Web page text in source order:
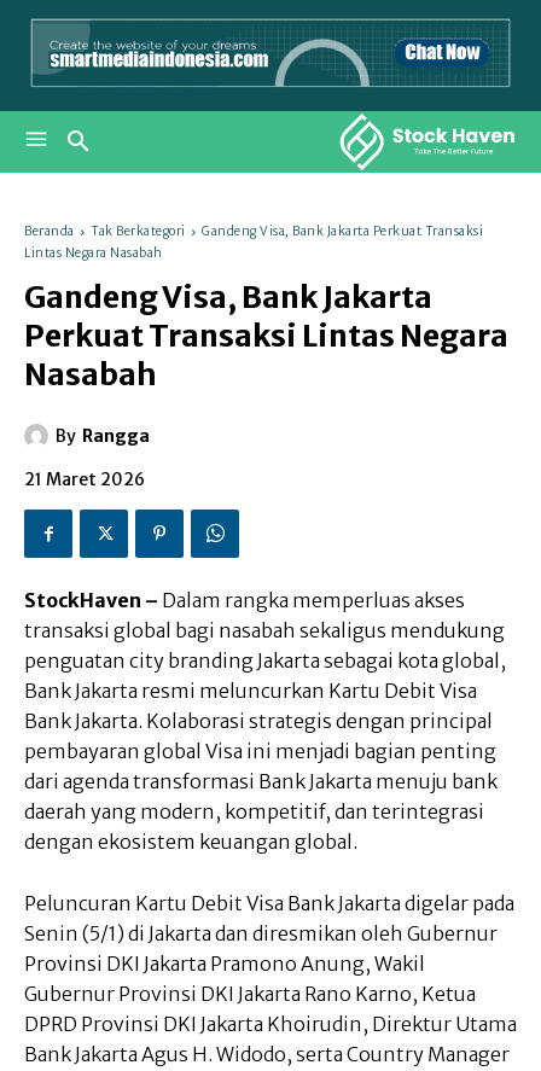
Beranda Tak Berkategori
Gandeng Visa, Bank Jakarta Perkuat Transaksi
Lintas Negara Nasabah
Gandeng Visa, Bank Jakarta
Perkuat Transaksi Lintas Negara
Nasabah
By Rangga
21 Maret 2026
StockHaven – Dalam rangka memperluas akses
transaksi global bagi nasabah sekaligus mendukung
penguatan city branding Jakarta sebagai kota global,
Bank Jakarta resmi meluncurkan Kartu Debit Visa
Bank Jakarta. Kolaborasi strategis dengan principal
pembayaran global Visa ini menjadi bagian penting
dari agenda transformasi Bank Jakarta menuju bank
daerah yang modern, kompetitif, dan terintegrasi
dengan ekosistem keuangan global.
Peluncuran Kartu Debit Visa Bank Jakarta digelar pada
Senin (5/1) di Jakarta dan diresmikan oleh Gubernur
Provinsi DKI Jakarta Pramono Anung, Wakil
Gubernur Provinsi DKI Jakarta Rano Karno, Ketua
DPRD Provinsi DKI Jakarta Khoirudin, Direktur Utama
Bank Jakarta Agus H. Widodo, serta Country Manager